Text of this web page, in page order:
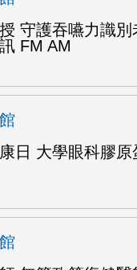
守護吞嚥力識別
FM AM
日 大學眼科膠原